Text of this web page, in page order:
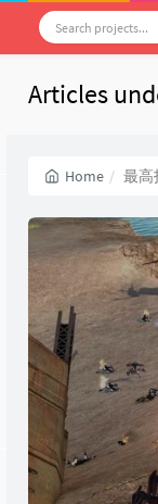
Articles
Home 最高